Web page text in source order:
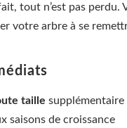
tout n’est pas perdu.
votre arbre à se
taille supplémentaire
saisons de croissance